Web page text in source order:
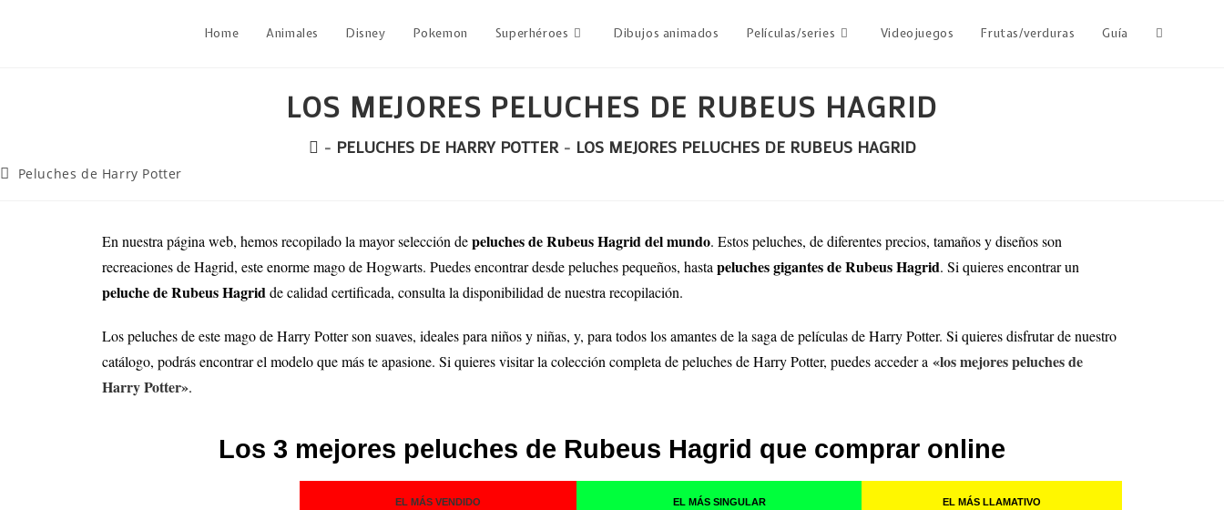
Home Animales Disney Pokemon Superhéroes Dibujos animados Películas/series Videojuegos Frutas/verduras Guía
LOS MEJORES PELUCHES DE RUBEUS HAGRID
- PELUCHES DE HARRY POTTER - LOS MEJORES PELUCHES DE RUBEUS HAGRID
Peluches de Harry Potter
En nuestra página web, hemos recopilado la mayor selección depeluches de Rubeus Hagrid del mundo. Estos peluches, de diferentes precios, tamaños y diseños son
recreaciones de Hagrid, este enorme mago de Hogwarts. Puedes encontrar desde peluches pequeños, hasta peluches gigantes de Rubeus Hagrid. Si quieres encontrar un
peluche de Rubeus Hagridde calidad certificada, consulta la disponibilidad de nuestra recopilación.
Los peluches de este mago de Harry Potter son suaves, ideales para niños y niñas, y, para todos los amantes de la saga de películas de Harry Potter. Si quieres disfrutar de nuestro
catálogo, podrás encontrar el modelo que más te apasione. Si quieres visitar la colección completa de peluches de Harry Potter, puedes acceder a «los mejores peluches de
Harry Potter».
Los 3 mejores peluches de Rubeus Hagrid que comprar online
EL MÁS VENDIDO EL MÁS SINGULAR EL MÁS LLAMATIVO